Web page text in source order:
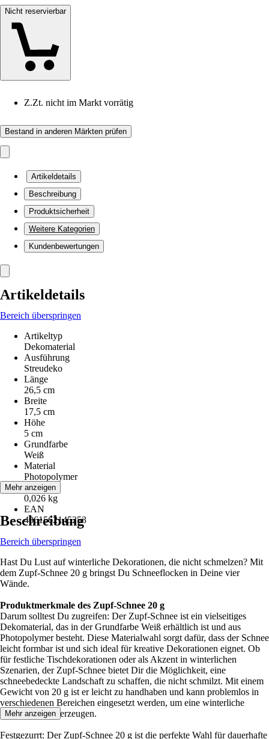
Nicht reservierbar
Z.Zt. nicht im Markt vorrätig
Bestand in anderen Märkten prüfen
Artikeldetails
Beschreibung
Produktsicherheit
Weitere Kategorien
Kundenbewertungen
Artikeldetails
Bereich überspringen
Artikeltyp
Dekomaterial
Ausführung
Streudeko
Länge
26,5 cm
Breite
17,5 cm
Höhe
5 cm
Grundfarbe
Weiß
Material
Photopolymer
Gewicht
0,026 kg
EAN
4061562145253
Mehr anzeigen
Beschreibung
Bereich überspringen
Hast Du Lust auf winterliche Dekorationen, die nicht schmelzen? Mit
dem Zupf-Schnee 20 g bringst Du Schneeflocken in Deine vier
Wände.
Produktmerkmale des Zupf-Schnee 20 g
Darum solltest Du zugreifen: Der Zupf-Schnee ist ein vielseitiges
Dekomaterial, das in der Grundfarbe Weiß erhältlich ist und aus
Photopolymer besteht. Diese Materialwahl sorgt dafür, dass der Schnee
leicht formbar ist und sich ideal für kreative Dekorationen eignet. Ob
für festliche Tischdekorationen oder als Akzent in winterlichen
Szenarien, der Zupf-Schnee bietet Dir die Möglichkeit, eine
schneebedeckte Landschaft zu schaffen, die nicht schmilzt. Mit einem
Gewicht von 20 g ist er leicht zu handhaben und kann problemlos in
verschiedenen Bereichen eingesetzt werden, um eine winterliche
Atmosphäre zu erzeugen.
Festgezurrt: Der Zupf-Schnee 20 g ist die perfekte Wahl für dauerhafte
Mehr anzeigen